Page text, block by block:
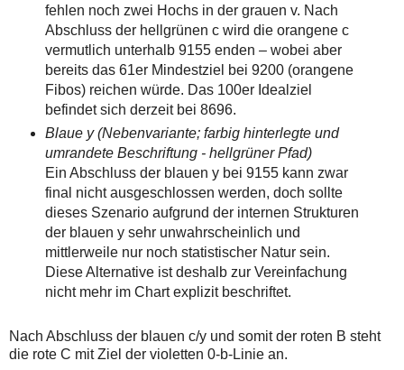
fehlen noch zwei Hochs in der grauen v. Nach
Abschluss der hellgrünen c wird die orangene c
vermutlich unterhalb 9155 enden – wobei aber
bereits das 61er Mindestziel bei 9200 (orangene
Fibos) reichen würde. Das 100er Idealziel
befindet sich derzeit bei 8696.
Blaue y (Nebenvariante; farbig hinterlegte und
umrandete Beschriftung - hellgrüner Pfad)
Ein Abschluss der blauen y bei 9155 kann zwar
final nicht ausgeschlossen werden, doch sollte
dieses Szenario aufgrund der internen Strukturen
der blauen y sehr unwahrscheinlich und
mittlerweile nur noch statistischer Natur sein.
Diese Alternative ist deshalb zur Vereinfachung
nicht mehr im Chart explizit beschriftet.
Nach Abschluss der blauen c/y und somit der roten B steht
die rote C mit Ziel der violetten 0-b-Linie an.